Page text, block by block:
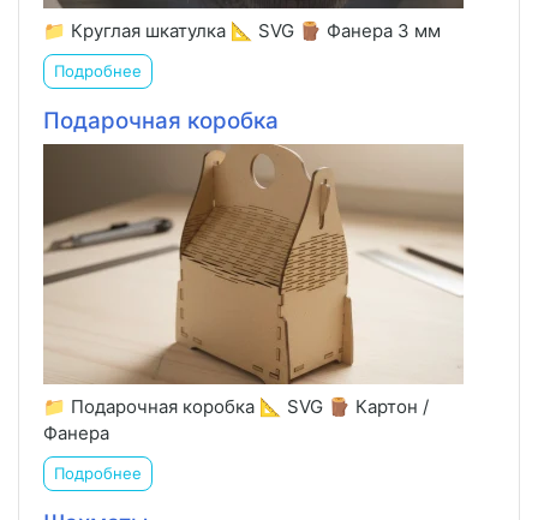
📁 Круглая шкатулка 📐 SVG 🪵 Фанера 3 мм
Подробнее
Подарочная коробка
📁 Подарочная коробка 📐 SVG 🪵 Картон /
Фанера
Подробнее